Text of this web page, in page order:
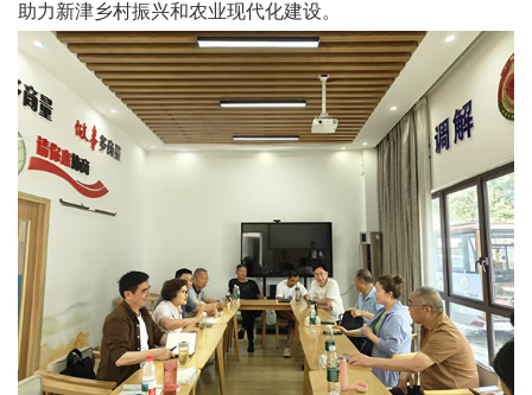
助力新津乡村振兴和农业现代化建设。